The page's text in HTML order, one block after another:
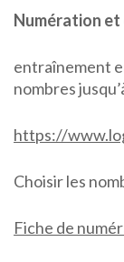
Numération et
entraînement
nombres
https://
Choisir les
Fiche de